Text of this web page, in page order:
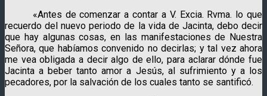
«Antes de comenzar a contar a V. Excia. Rvma. lo que
recuerdo del nuevo periodo de la vida de Jacinta, debo decir
que hay algunas cosas, en las manifestaciones de Nuestra
Señora, que habíamos convenido no decirlas; y tal vez ahora
me vea obligada a decir algo de ello, para aclarar dónde fue
Jacinta a beber tanto amor a Jesús, al sufrimiento y a los
pecadores, por la salvación de los cuales tanto se santificó.